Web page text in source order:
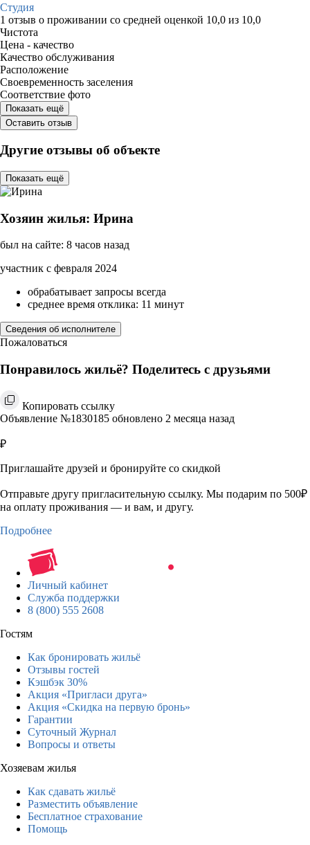
Студия
1 отзыв о проживании со средней оценкой 10,0 из 10,0
Чистота
Цена - качество
Качество обслуживания
Расположение
Своевременность заселения
Соответствие фото
Показать ещё
Оставить отзыв
Другие отзывы об объекте
Показать ещё
Хозяин жилья: Ирина
был на сайте: 8 часов назад
участник с февраля 2024
обрабатывает запросы всегда
среднее время отклика: 11 минут
Сведения об исполнителе
Пожаловаться
Понравилось жильё? Поделитесь с друзьями
Копировать ссылку
Объявление №1830185 обновлено 2 месяца назад
₽
Приглашайте друзей и бронируйте со скидкой
Отправьте другу пригласительную ссылку. Мы подарим по 500₽
на оплату проживания — и вам, и другу.
Подробнее
Личный кабинет
Служба поддержки
8 (800) 555 2608
Гостям
Как бронировать жильё
Отзывы гостей
Кэшбэк 30%
Акция «Пригласи друга»
Акция «Скидка на первую бронь»
Гарантии
Суточный Журнал
Вопросы и ответы
Хозяевам жилья
Как сдавать жильё
Разместить объявление
Бесплатное страхование
Помощь